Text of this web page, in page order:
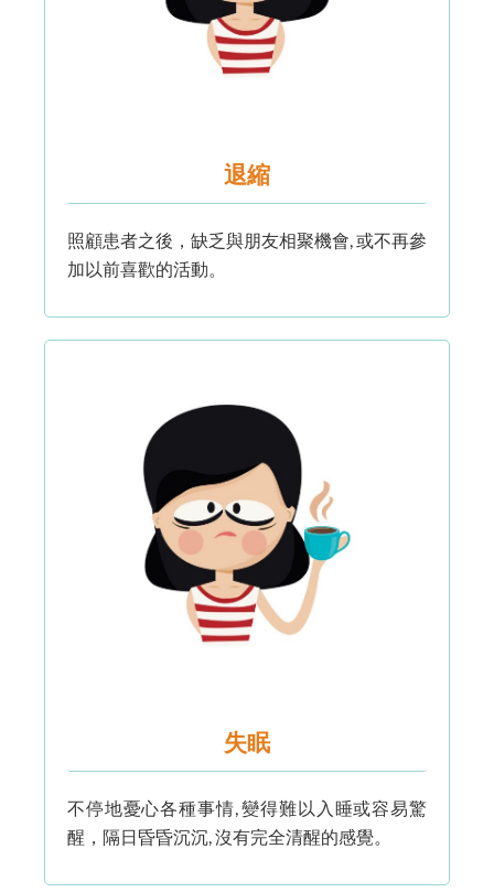
退縮
照顧患者之後，缺乏與朋友相聚機會, 或不再參
加以前喜歡的活動。
失眠
不停地憂心各種事情, 變得難以入睡或容易驚
醒，隔日昏昏沉沉, 沒有完全清醒的感覺。